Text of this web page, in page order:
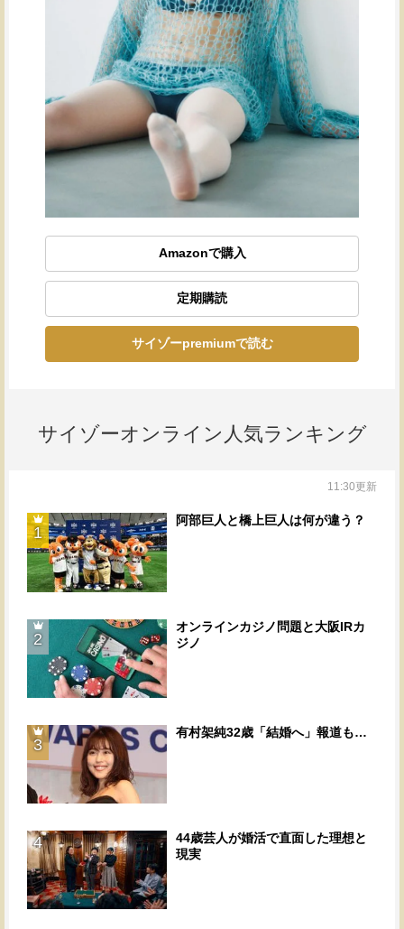
Amazonで購入
定期購読
サイゾーpremiumで読む
サイゾーオンライン人気ランキング
11:30更新
1
阿部巨人と橋上巨人は何が違う？
2
オンラインカジノ問題と大阪IRカ
ジノ
3
有村架純32歳「結婚へ」報道も…
4
44歳芸人が婚活で直面した理想と
現実